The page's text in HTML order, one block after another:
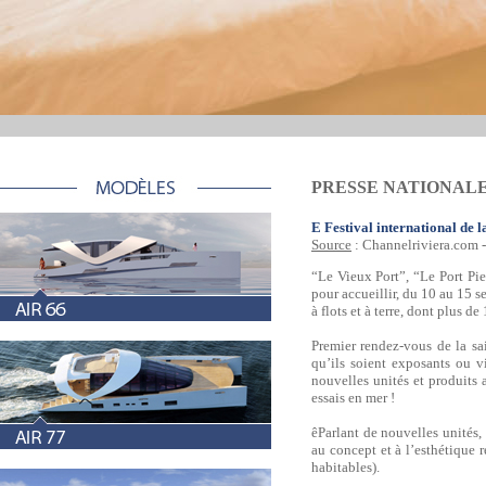
PRESSE
E Festival international de
Source : Channelriviera.com
“Le Vieux Port”, “Le Port
pour accueillir, du 10 au 15
à flots et à terre, dont plus de
Premier rendez-vous de la
qu’ils soient exposants ou
nouvelles unités et produits
essais en mer !
êParlant de nouvelles
au concept et à l’esthétique
habitables).